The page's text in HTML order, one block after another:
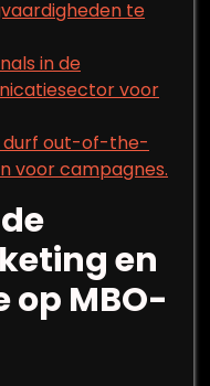
te
in de
voor
durf out-of-the-
voor campagnes.
en
MBO-